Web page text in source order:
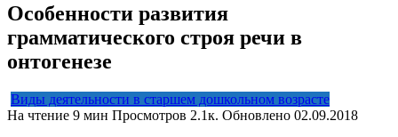
Особенности развития
грамматического строя речи в
онтогенезе
Виды деятельности в старшем дошкольном возрасте
На чтение 9 мин Просмотров 2.1к. Обновлено 02.09.2018